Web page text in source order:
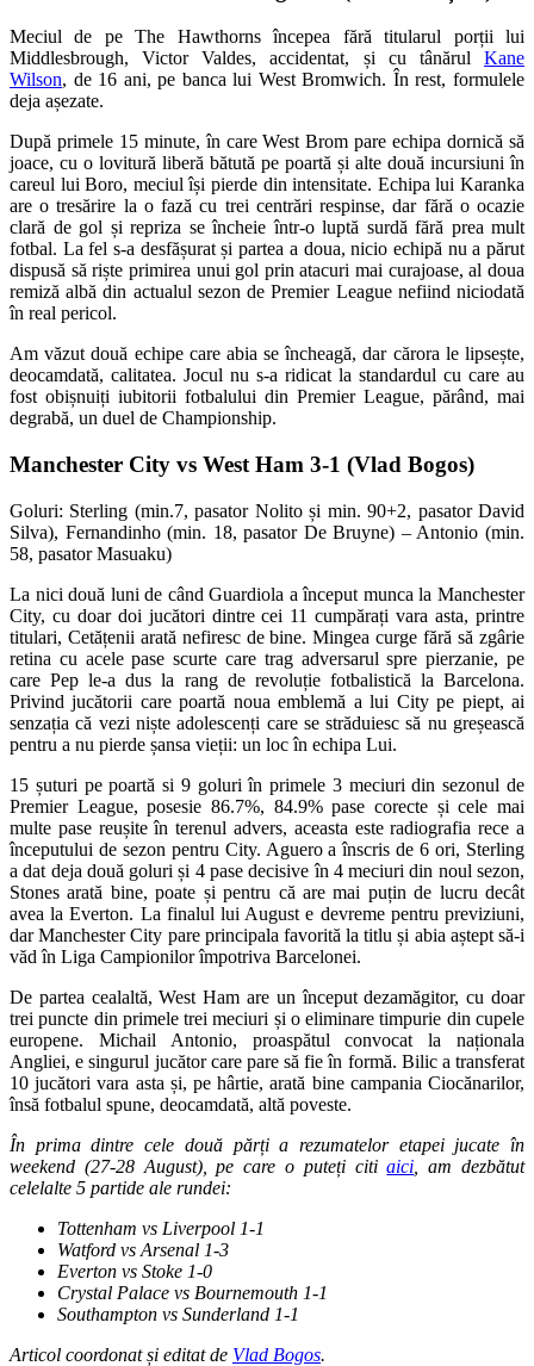
Meciul de pe The Hawthorns începea fără titularul porții lui
Middlesbrough, Victor Valdes, accidentat, și cu tânărul Kane
Wilson, de 16 ani, pe banca lui West Bromwich. În rest, formulele
deja așezate.
După primele 15 minute, în care West Brom pare echipa dornică să
joace, cu o lovitură liberă bătută pe poartă și alte două incursiuni în
careul lui Boro, meciul își pierde din intensitate. Echipa lui Karanka
are o tresărire la o fază cu trei centrări respinse, dar fără o ocazie
clară de gol și repriza se încheie într-o luptă surdă fără prea mult
fotbal. La fel s-a desfășurat și partea a doua, nicio echipă nu a părut
dispusă să riște primirea unui gol prin atacuri mai curajoase, al doua
remiză albă din actualul sezon de Premier League nefiind niciodată
în real pericol.
Am văzut două echipe care abia se încheagă, dar cărora le lipsește,
deocamdată, calitatea. Jocul nu s-a ridicat la standardul cu care au
fost obișnuiți iubitorii fotbalului din Premier League, părând, mai
degrabă, un duel de Championship.
Manchester City vs West Ham 3-1 (Vlad Bogos)
Goluri: Sterling (min.7, pasator Nolito și min. 90+2, pasator David
Silva), Fernandinho (min. 18, pasator De Bruyne) – Antonio (min.
58, pasator Masuaku)
La nici două luni de când Guardiola a început munca la Manchester
City, cu doar doi jucători dintre cei 11 cumpărați vara asta, printre
titulari, Cetățenii arată nefiresc de bine. Mingea curge fără să zgârie
retina cu acele pase scurte care trag adversarul spre pierzanie, pe
care Pep le-a dus la rang de revoluție fotbalistică la Barcelona.
Privind jucătorii care poartă noua emblemă a lui City pe piept, ai
senzația că vezi niște adolescenți care se străduiesc să nu greșească
pentru a nu pierde șansa vieții: un loc în echipa Lui.
15 șuturi pe poartă si 9 goluri în primele 3 meciuri din sezonul de
Premier League, posesie 86.7%, 84.9% pase corecte și cele mai
multe pase reușite în terenul advers, aceasta este radiografia rece a
începutului de sezon pentru City. Aguero a înscris de 6 ori, Sterling
a dat deja două goluri și 4 pase decisive în 4 meciuri din noul sezon,
Stones arată bine, poate și pentru că are mai puțin de lucru decât
avea la Everton. La finalul lui August e devreme pentru previziuni,
dar Manchester City pare principala favorită la titlu și abia aștept să-i
văd în Liga Campionilor împotriva Barcelonei.
De partea cealaltă, West Ham are un început dezamăgitor, cu doar
trei puncte din primele trei meciuri și o eliminare timpurie din cupele
europene. Michail Antonio, proaspătul convocat la naționala
Angliei, e singurul jucător care pare să fie în formă. Bilic a transferat
10 jucători vara asta și, pe hârtie, arată bine campania Ciocănarilor,
însă fotbalul spune, deocamdată, altă poveste.
În prima dintre cele două părți a rezumatelor etapei jucate în
weekend (27-28 August), pe care o puteți citiaici , am dezbătut
celelalte 5 partide ale rundei:
Tottenham vs Liverpool 1-1
Watford vs Arsenal 1-3
Everton vs Stoke 1-0
Crystal Palace vs Bournemouth 1-1
Southampton vs Sunderland 1-1
Articol coordonat și editat de Vlad Bogos.